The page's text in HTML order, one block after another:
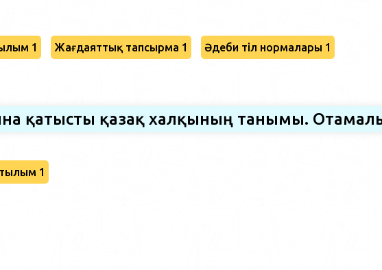
1 Жағдаяттық тапсырма 1 Әдеби тіл нормалары 1
қатысты қазақ халқының танымы.
1